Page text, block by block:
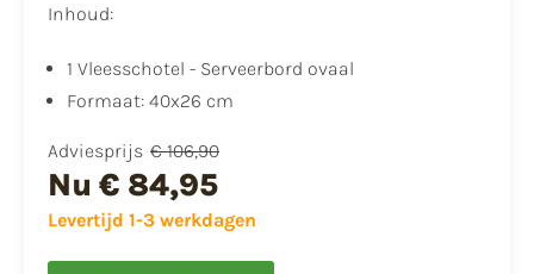
Inhoud:
1 Vleesschotel - Serveerbord ovaal
Formaat: 40x26 cm
Adviesprijs € 106,90
Nu € 84,95
Levertijd 1-3 werkdagen